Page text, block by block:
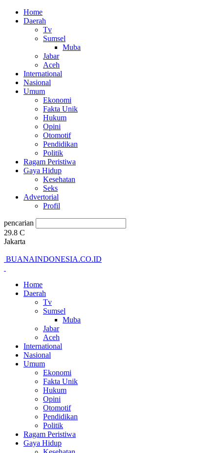
Home
Daerah
Tv
Sumsel
Muba
Jabar
Aceh
International
Nasional
Umum
Ekonomi
Fakta Unik
Hukum
Opini
Otomotif
Pendidikan
Politik
Ragam Peristiwa
Gaya Hidup
Kesehatan
Seks
Advertorial
Profil
pencarian
29.8 C
Jakarta
BUANAINDONESIA.CO.ID
Home
Daerah
Tv
Sumsel
Muba
Jabar
Aceh
International
Nasional
Umum
Ekonomi
Fakta Unik
Hukum
Opini
Otomotif
Pendidikan
Politik
Ragam Peristiwa
Gaya Hidup